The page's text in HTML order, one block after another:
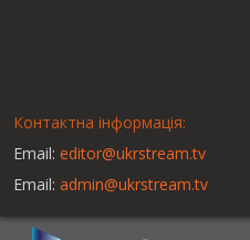
Контактна інформація:
Email: editor@ukrstream.tv
Email: admin@ukrstream.tv